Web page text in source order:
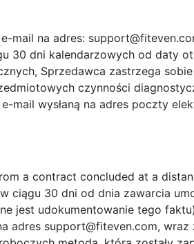
mail na adres:
30 dni kalendarzowych od daty
Sprzedawca zastrzega
czynności
mail wysłaną na adres poczty
a contract concluded at a
30 dni od dnia zawarcia
jest udokumentowanie tego
adres support@fiteven.com, wraz